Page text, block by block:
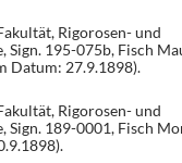
Rigorosen- und
195-075b, Fisch
Datum: 27.9.1898).
Rigorosen- und
189-0001, Fisch